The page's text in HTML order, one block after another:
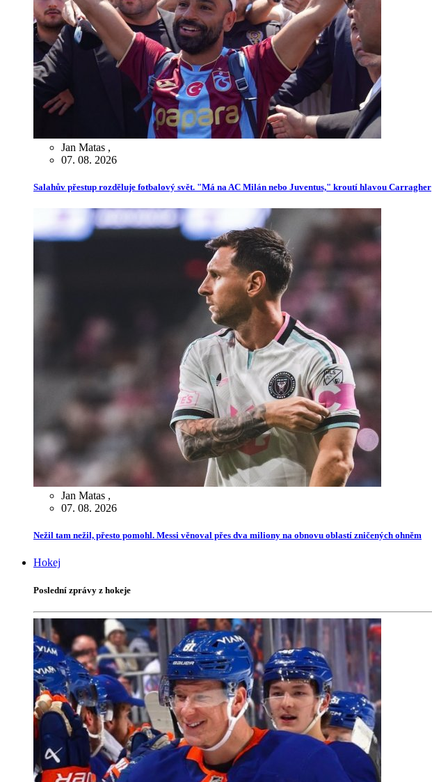
Jan Matas ,
07. 08. 2026
Salahův přestup rozděluje fotbalový svět. "Má na AC Milán nebo Juventus," kroutí hlavou Carragher
Jan Matas ,
07. 08. 2026
Nežil tam nežil, přesto pomohl. Messi věnoval přes dva miliony na obnovu oblastí zničených ohněm
Hokej
Poslední zprávy z hokeje